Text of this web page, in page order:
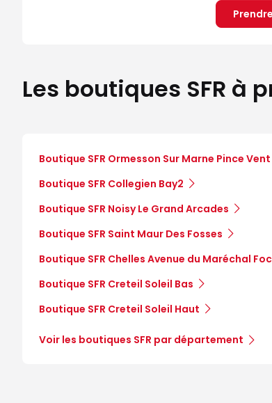
Les boutiques SFR à
Boutique SFR Ormesson Sur Marne Pince Vent
Boutique SFR Collegien Bay2
Boutique SFR Noisy Le Grand Arcades
Boutique SFR Saint Maur Des Fosses
Boutique SFR Chelles Avenue du Maréchal
Boutique SFR Creteil Soleil Bas
Boutique SFR Creteil Soleil Haut
Voir les boutiques SFR par département